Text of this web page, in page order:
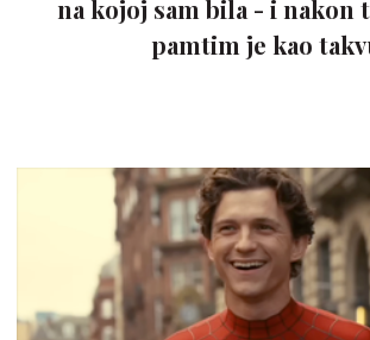
na kojoj sam bila - i nakon
pamtim je kao